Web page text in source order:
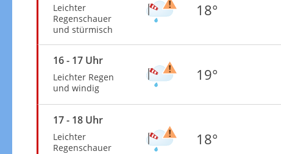
Leichter
Regenschauer
und stürmisch
18°
16 - 17 Uhr
Leichter Regen
und windig
19°
17 - 18 Uhr
Leichter
Regenschauer
18°